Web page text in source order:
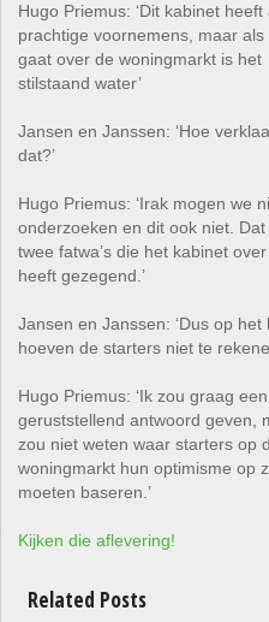
Hugo Priemus: ‘Dit kabinet heeft
prachtige voornemens, maar als
gaat over de woningmarkt is het
stilstaand water’
Jansen en Janssen: ‘Hoe
dat?’
Hugo Priemus: ‘Irak mogen we
onderzoeken en dit ook niet. Dat
twee fatwa’s die het kabinet
heeft gezegend.’
Jansen en Janssen: ‘Dus op het
hoeven de starters niet te
Hugo Priemus: ‘Ik zou graag een
geruststellend antwoord geven,
zou niet weten waar starters op
woningmarkt hun optimisme op
moeten baseren.’
Kijken die aflevering!
Related Posts